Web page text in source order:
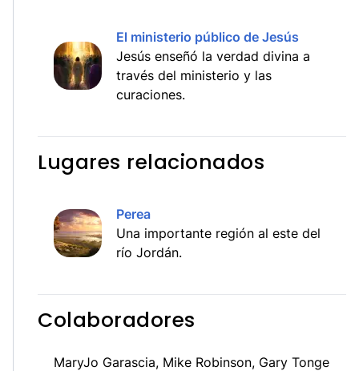
El ministerio público de Jesús
Jesús enseñó la verdad divina a
través del ministerio y las
curaciones.
Lugares relacionados
Perea
Una importante región al este del
río Jordán.
Colaboradores
MaryJo Garascia, Mike Robinson, Gary Tonge